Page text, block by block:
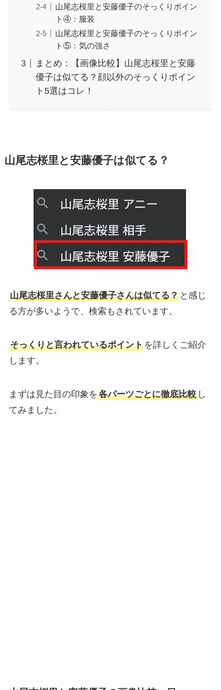
山尾志桜里と安藤優子のそっくりポイン
ト④：服装
山尾志桜里と安藤優子のそっくりポイン
ト⑤：気の強さ
まとめ：【画像比較】山尾志桜里と安藤
優子は似てる？顔以外のそっくりポイン
ト5選はコレ！
山尾志桜里と安藤優子は似てる？
山尾志桜里さんと安藤優子さんは似てる？と感じ
る方が多いようで、検索もされています。
そっくりと言われているポイントを詳しくご紹介
します。
まずは見た目の印象を各パーツごとに徹底比較し
てみました。